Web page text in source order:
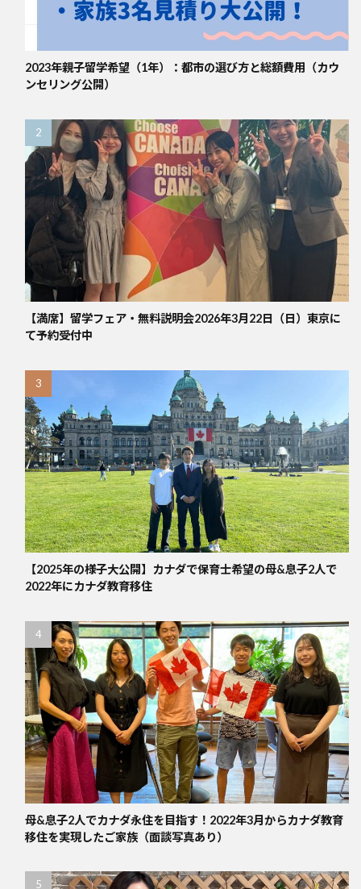
2023年親子留学希望（1年）：都市の選び方と総額費用（カウ
ンセリング公開）
【満席】留学フェア・無料説明会2026年3月22日（日）東京に
て予約受付中
【2025年の様子大公開】カナダで保育士希望の母&息子2人で
2022年にカナダ教育移住
母&息子2人でカナダ永住を目指す！2022年3月からカナダ教育
移住を実現したご家族（面談写真あり）